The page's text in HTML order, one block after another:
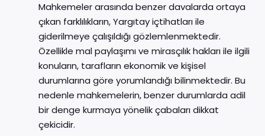
Mahkemeler arasında benzer davalarda ortaya
çıkan farklılıkların, Yargıtay içtihatları ile
giderilmeye çalışıldığı gözlemlenmektedir.
Özellikle mal paylaşımı ve mirasçılık hakları ile ilgili
konuların, tarafların ekonomik ve kişisel
durumlarına göre yorumlandığı bilinmektedir. Bu
nedenle mahkemelerin, benzer durumlarda adil
bir denge kurmaya yönelik çabaları dikkat
çekicidir.